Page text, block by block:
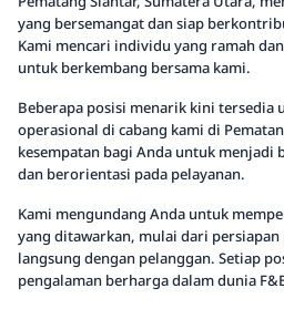
yang bersemangat dan siap
Kami mencari individu yang ramah
untuk berkembang bersama kami.
Beberapa posisi menarik kini tersedia
operasional di cabang kami di
kesempatan bagi Anda untuk menjadi
dan berorientasi pada pelayanan.
Kami mengundang Anda untuk
yang ditawarkan, mulai dari
langsung dengan pelanggan. Setiap
pengalaman berharga dalam dunia